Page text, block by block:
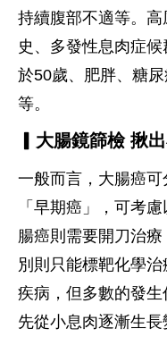
持續腹部不適等。
史、多發性息肉症
於50歲、肥胖、糖
等。
▎大腸鏡篩檢 揪
一般而言，大腸癌
「早期癌」，可考
腸癌則需要開刀治
別則只能標靶化學
疾病，但多數的發
先從小息肉逐漸生